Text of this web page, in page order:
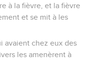
à la fièvre, et la fièvre
et se mit à les
avaient chez eux des
les amenèrent à